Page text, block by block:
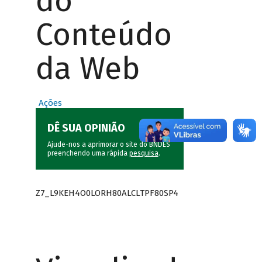
Conteúdo
da Web
Ações
DÊ SUA OPINIÃO
Ajude-nos a aprimorar o site do BNDES
preenchendo uma rápida pesquisa.
Z7_L9KEH4O0LORH80ALCLTPF80SP4